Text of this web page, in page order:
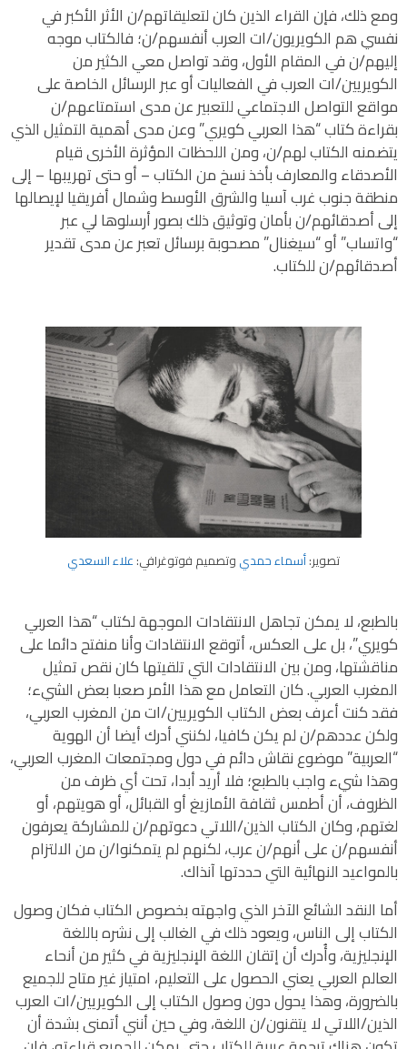
ومع ذلك، فإن القراء الذين كان لتعليقاتهم/ن الأثر الأكبر في
نفسي هم الكويريون/ات العرب أنفسهم/ن؛ فالكتاب موجه
إليهم/ن في المقام الأول، وقد تواصل معي الكثير من
الكويريين/ات العرب في الفعاليات أو عبر الرسائل الخاصة على
مواقع التواصل الاجتماعي للتعبير عن مدى استمتاعهم/ن
بقراءة كتاب “هذا العربي كويري” وعن مدى أهمية التمثيل الذي
يتضمنه الكتاب لهم/ن، ومن اللحظات المؤثرة الأخرى قيام
الأصدقاء والمعارف بأخذ نسخ من الكتاب – أو حتى تهريبها – إلى
منطقة جنوب غرب آسيا والشرق الأوسط وشمال أفريقيا لإيصالها
إلى أصدقائهم/ن بأمان وتوثيق ذلك بصور أرسلوها لي عبر
“واتساب” أو “سيغنال” مصحوبة برسائل تعبر عن مدى تقدير
أصدقائهم/ن للكتاب.
تصوير:أسماء حمدي وتصميم فوتوغرافي: علاء السعدي
بالطبع، لا يمكن تجاهل الانتقادات الموجهة لكتاب “هذا العربي
كويري”، بل على العكس، أتوقع الانتقادات وأنا منفتح دائما على
مناقشتها، ومن بين الانتقادات التي تلقيتها كان نقص تمثيل
المغرب العربي. كان التعامل مع هذا الأمر صعبا بعض الشيء؛
فقد كنت أعرف بعض الكتاب الكويريين/ات من المغرب العربي،
ولكن عددهم/ن لم يكن كافيا، لكنني أدرك أيضا أن الهوية
“العربية” موضوع نقاش دائم في دول ومجتمعات المغرب العربي،
وهذا شيء واجب بالطبع؛ فلا أريد أبدا، تحت أي ظرف من
الظروف، أن أطمس ثقافة الأمازيغ أو القبائل، أو هويتهم، أو
لغتهم، وكان الكتاب الذين/اللاتي دعوتهم/ن للمشاركة يعرفون
أنفسهم/ن على أنهم/ن عرب، لكنهم لم يتمكنوا/ن من الالتزام
بالمواعيد النهائية التي حددتها آنذاك.
أما النقد الشائع الآخر الذي واجهته بخصوص الكتاب فكان وصول
الكتاب إلى الناس، ويعود ذلك في الغالب إلى نشره باللغة
الإنجليزية، وأُدرك أن إتقان اللغة الإنجليزية في كثير من أنحاء
العالم العربي يعني الحصول على التعليم، امتياز غير متاح للجميع
بالضرورة، وهذا يحول دون وصول الكتاب إلى الكويريين/ات العرب
الذين/اللاتي لا يتقنون/ن اللغة، وفي حين أنني أتمنى بشدة أن